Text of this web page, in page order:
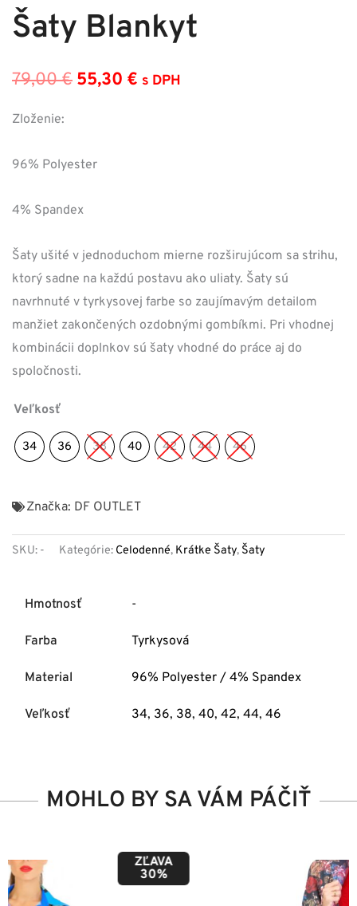
Šaty Blankyt
79,00€ Pôvodná
55,30 € Aktuálna
s DPH
Zloženie:
96% Polyester
4% Spandex
Šaty ušité v jednoduchom mierne rozširujúcom sa strihu,
ktorý sadne na každú postavu ako uliaty. Šaty sú
navrhnuté v tyrkysovej farbe so zaujímavým detailom
manžiet zakončených ozdobnými gombíkmi. Pri vhodnej
kombinácii doplnkov sú šaty vhodné do práce aj do
spoločnosti.
Veľkosť
34 36 38 40 42 44 46
Značka: DF OUTLET
SKU: - Kategórie: Celodenné, Krátke Šaty, Šaty
Hmotnosť -
Farba Tyrkysová
Material 96% Polyester / 4% Spandex
Veľkosť 34, 36, 38, 40, 42, 44, 46
MOHLO BY SA VÁM PÁČIŤ
ZĽAVA
50%